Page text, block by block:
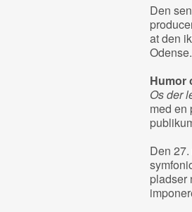
Den
at den
Odense.
Humor
Os der
med en
Den
pladser